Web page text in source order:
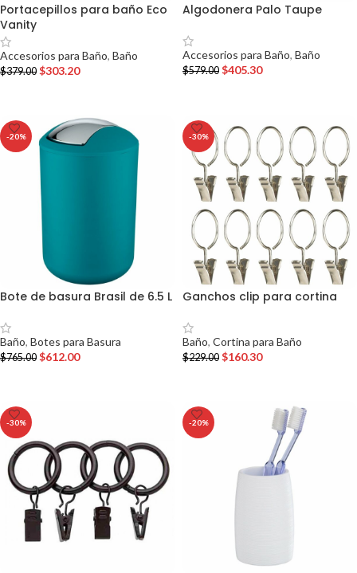
Portacepillos para baño Eco
Vanity
Accesorios para Baño, Baño
$379.00 $303.20
Algodonera Palo Taupe
Accesorios para Baño, Baño
$579.00 $405.30
-20%
Bote de basura Brasil de 6.5 L
Baño, Botes para Basura
$765.00 $612.00
-30%
Ganchos clip para cortina
Baño, Cortina para Baño
$229.00 $160.30
-30% -20%